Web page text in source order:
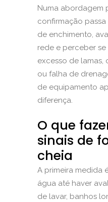
Numa abordagem
confirmação
de enchimento,
rede e perceber
excesso de lamas,
ou falha de
de equipamento
diferença.
O que
sinais de
cheia
A primeira medida
água até haver
de lavar, banhos